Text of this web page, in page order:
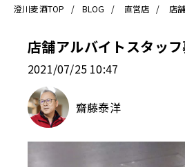
澄川麦酒TOP BLOG 直営店 店
店舗アルバイトスタッ
2021/07/25 10:47
齋藤泰洋